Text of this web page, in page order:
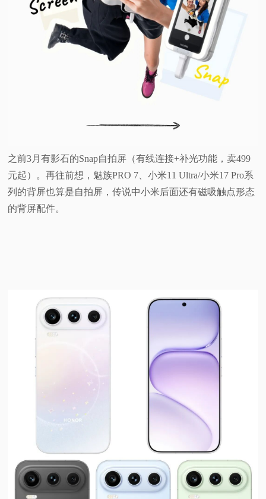
之前3月有影石的Snap自拍屏（有线连接+补光功能，卖499
元起）。再往前想，魅族PRO 7、小米11 Ultra/小米17 Pro系
列的背屏也算是自拍屏，传说中小米后面还有磁吸触点形态
的背屏配件。